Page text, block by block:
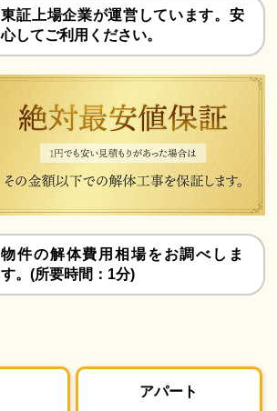
東証上場企業が運営しています。安
心してご利用ください。
物件の解体費用相場をお調べしま
す。(所要時間：1分)
アパート